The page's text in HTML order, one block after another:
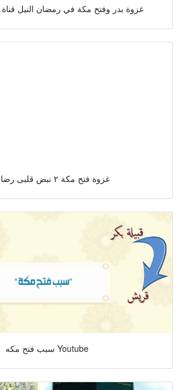
غزوة بدر وفتح مكة في رمضان النيل قناة
غزوة فتح مكة ٢ نبض قلبى رضا ربى
سبب فتح مكه Youtube